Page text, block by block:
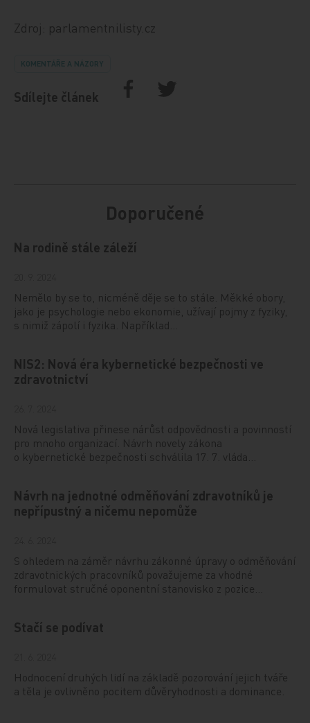
Zdroj: parlamentnilisty.cz
KOMENTÁŘE A NÁZORY
Sdílejte článek
Doporučené
Na rodině stále záleží
Nemělo by se to, nicméně děje se to stále. Měkké obory,
jako je psychologie nebo ekonomie, užívají pojmy z fyziky,
s nimiž zápolí i fyzika. Například…
NIS2: Nová éra kybernetické bezpečnosti ve
zdravotnictví
Nová legislativa přinese nárůst odpovědnosti a povinností
pro mnoho organizací. Návrh novely zákona
o kybernetické bezpečnosti schválila 17. 7. vláda…
Návrh na jednotné odměňování zdravotníků je
nepřípustný a ničemu nepomůže
S ohledem na záměr návrhu zákonné úpravy o odměňování
zdravotnických pracovníků považujeme za vhodné
formulovat stručné oponentní stanovisko z pozice…
Stačí se podívat
Hodnocení druhých lidí na základě pozorování jejich tváře
a těla je ovlivněno pocitem důvěryhodnosti a dominance.